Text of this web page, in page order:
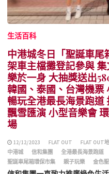
生活百科
中港城冬日「聖誕車
架車主檔攤登記參與
樂於一身 大抽獎送出
韓國、泰國、台灣機票
暢玩全港最長海景跑道
飄雪匯演 小型音樂會
場
12/12/2023 FLAT OUT FLAT OUT
中港城
信和集團 全港最長海景跑道
聖誕車尾箱環保市集
親子玩樂 金色